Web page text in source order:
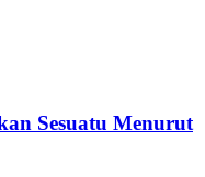
Sesuatu Menurut